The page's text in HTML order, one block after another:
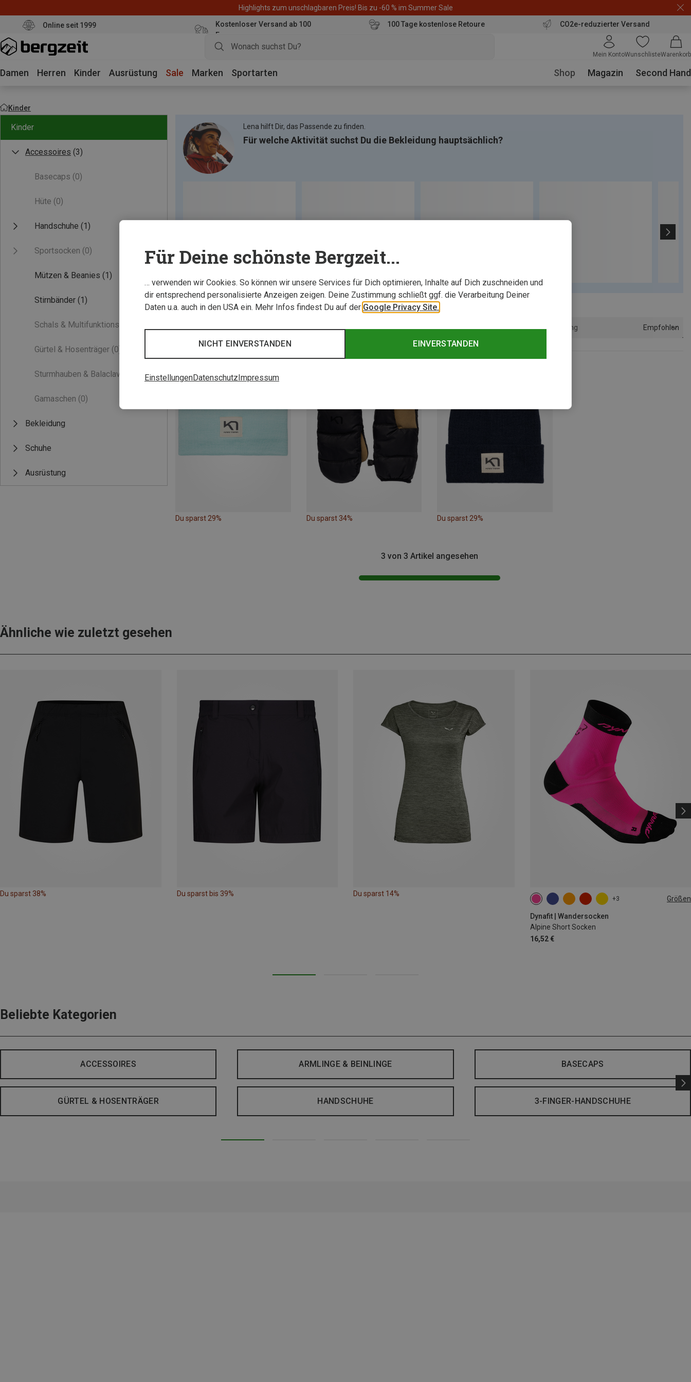
Highlights zum unschlagbaren Preis! Bis zu -60 % im Summer Sale
Online seit 1999
Kostenloser Versand ab 100
Euro
100 Tage kostenlose Retoure CO2e-reduzierter Versand
Mein KontoWunschlisteWarenkorb
Damen Herren Kinder Ausrüstung Sale Marken Sportarten Shop Magazin Second Hand
Kinder
Kinder
Accessoires (3)
Basecaps (0)
Hüte (0)
Handschuhe (1)
Sportsocken (0)
Mützen & Beanies (1)
Stirnbänder (1)
Schals & Multifunktionstücher
Gürtel & Hosenträger (0)
Sturmhauben & Balaclavas
Gamaschen (0)
Bekleidung
Schuhe
Ausrüstung
Lena hilft Dir, das Passende zu finden.
Für welche Aktivität suchst Du die Bekleidung hauptsächlich?
Sortierung Empfohlen
Du sparst 29% Du sparst 34% Du sparst 29%
3 von 3 Artikel angesehen
Ähnliche wie zuletzt gesehen
Du sparst 38% Du sparst bis 39% Du sparst 14%
+3 Größen
Dynafit | Wandersocken
Alpine Short Socken
16,52 €
35|36|37|38 39|40|41|42
Beliebte Kategorien
ACCESSOIRES ARMLINGE & BEINLINGE BASECAPS
GÜRTEL & HOSENTRÄGER HANDSCHUHE 3-FINGER-HANDSCHUHE
Für Deine schönste Bergzeit...
… verwenden wir Cookies. So können wir unsere Services für Dich optimieren, Inhalte auf Dich zuschneiden und
dir entsprechend personalisierte Anzeigen zeigen. Deine Zustimmung schließt ggf. die Verarbeitung Deiner
Daten u.a. auch in den USA ein. Mehr Infos findest Du auf der Google Privacy Site.
EINVERSTANDEN
NICHT EINVERSTANDEN
EinstellungenDatenschutzImpressum